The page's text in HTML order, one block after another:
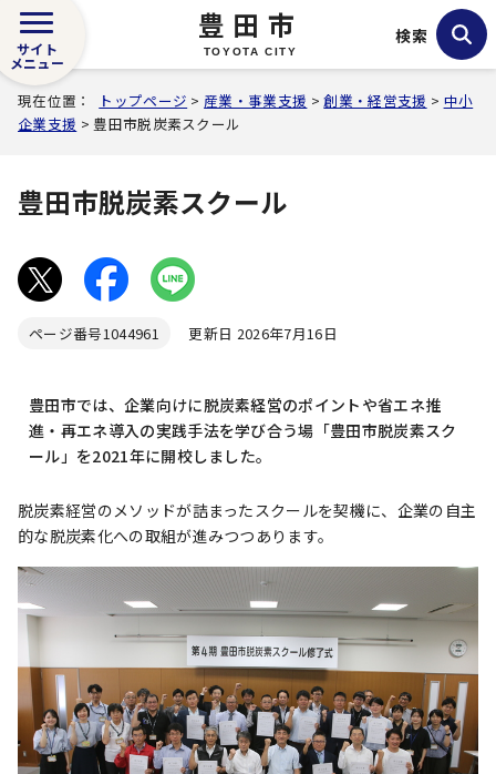
豊田市
TOYOTA CITY
サイト
メニュー
検索
現在位置： トップページ > 産業・事業支援 >創業・経営支援 > 中小
企業支援 > 豊田市脱炭素スクール
豊田市脱炭素スクール
ページ番号1044961 更新日 2026年7月16日
豊田市では、企業向けに脱炭素経営のポイントや省エネ推
進・再エネ導入の実践手法を学び合う場「豊田市脱炭素スク
ール」を2021年に開校しました。
脱炭素経営のメソッドが詰まったスクールを契機に、企業の自主
的な脱炭素化への取組が進みつつあります。